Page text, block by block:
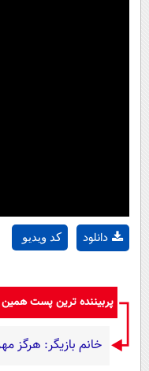
کد ویدیو دانلود
پربیننده ترین پست
خانم بازیگر: هرگز